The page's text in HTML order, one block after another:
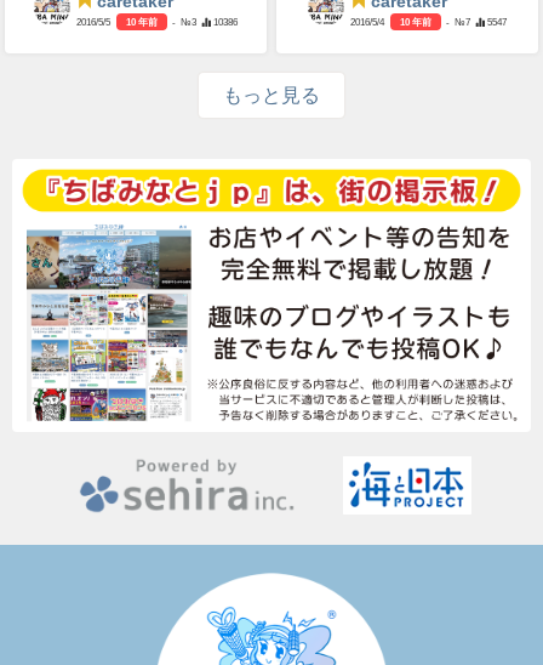
2016/5/5 10 年前 - №3 10386 2016/5/4 10 年前 - №7 5547
もっと見る